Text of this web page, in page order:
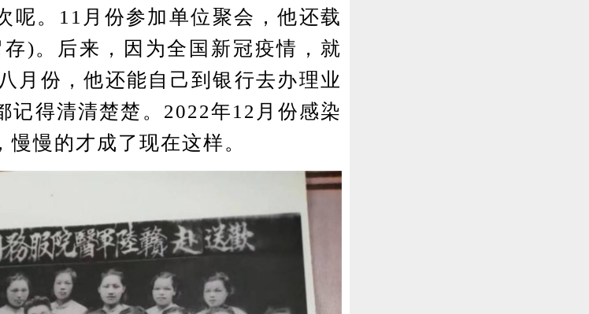
呢。11月份参加单位聚会，他还载
)。后来，因为全国新冠疫情，就
月份，他还能自己到银行去办理业
记得清清楚楚。2022年12月份感染
慢的才成了现在这样。